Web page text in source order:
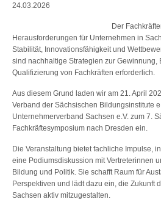
24.03.2026
Der
Herausforderungen für Unternehmen in
Stabilität, Innovationsfähigkeit und
sind nachhaltige Strategien zur
Qualifizierung von Fachkräften erforderlich.
Aus diesem Grund laden wir am 21. April
Verband der Sächsischen Bildungsinstitute
Unternehmerverband Sachsen e.V. zum 7.
Fachkräftesymposium nach Dresden ein.
Die Veranstaltung bietet fachliche Impulse,
eine Podiumsdiskussion mit Vertreterinnen
Bildung und Politik. Sie schafft Raum für
Perspektiven und lädt dazu ein, die Zukunft
Sachsen aktiv mitzugestalten.